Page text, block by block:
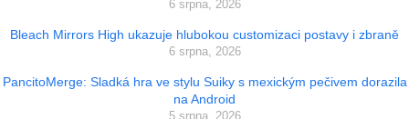
6 srpna, 2026
Bleach Mirrors High ukazuje hlubokou customizaci postavy i zbraně
6 srpna, 2026
PancitoMerge: Sladká hra ve stylu Suiky s mexickým pečivem dorazila
na Android
5 srpna, 2026